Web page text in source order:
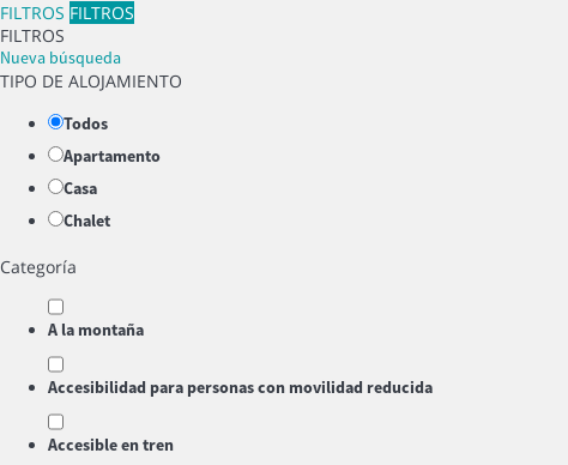
FILTROS FILTROS
FILTROS
Nueva búsqueda
TIPO DE ALOJAMIENTO
Todos
Apartamento
Casa
Chalet
Categoría
A la montaña
Accesibilidad para personas con movilidad reducida
Accesible en tren